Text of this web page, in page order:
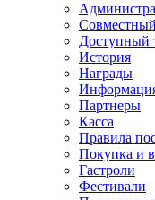
Доступный
История
Награды
Партнеры
Касса
Правила
Покупка и
Гастроли
Фестивали